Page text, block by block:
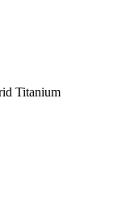
Titanium